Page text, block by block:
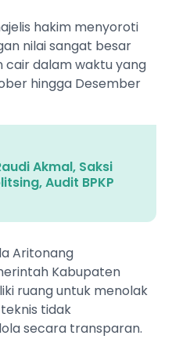
hakim menyoroti
nilai sangat besar
dalam waktu yang
hingga Desember
Akmal, Saksi
Audit BPKP
Aritonang
Kabupaten
ruang untuk menolak
tidak
secara transparan.